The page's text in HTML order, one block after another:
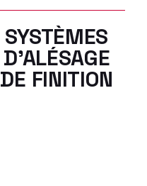
SYSTÈMES
D’ALÉSAGE
DE FINITION